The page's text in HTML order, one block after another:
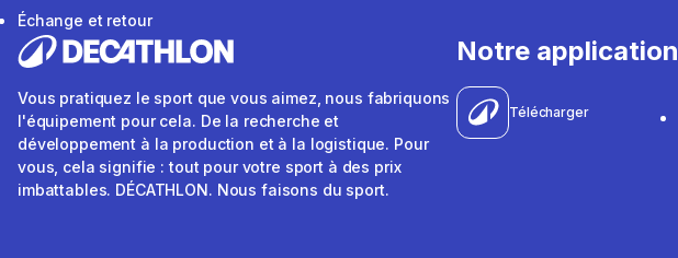
Échange et retour
Vous pratiquez le sport que vous aimez, nous fabriquons
l'équipement pour cela. De la recherche et
développement à la production et à la logistique. Pour
vous, cela signifie : tout pour votre sport à des prix
imbattables. DÉCATHLON. Nous faisons du sport.
Notre application
Télécharger